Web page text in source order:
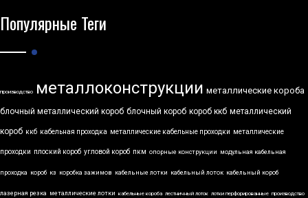
Популярные Теги
производство металлоконструкции металлические короба
блочный металлический короб блочный короб короб ккб металлический
короб ккб кабельная проходка металлические кабельные проходки металлические
проходки плоский короб угловой короб пкм опорные конструкции модульная кабельная
проходка короб кз коробка зажимов кабельные лотки кабельный лоток кабельный короб
лазерная резка металлические лотки кабельные короба лестничный лоток лотки перфорированные производство